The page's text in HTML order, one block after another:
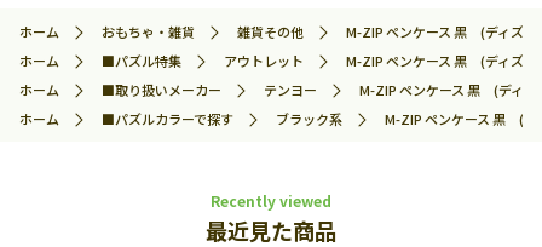
ホーム おもちゃ・雑貨 雑貨その他
M-ZIP ペンケース 黒 (ディズ
ホーム
■パズル特集 アウトレット
M-ZIP ペンケース 黒 (ディズ
ホーム
■取り扱いメーカー テンヨー
M-ZIP ペンケース 黒 (ディ
ホーム
■パズルカラーで探す ブラック系 M-ZIP ペンケース 黒 (
Recently viewed
最近見た商品